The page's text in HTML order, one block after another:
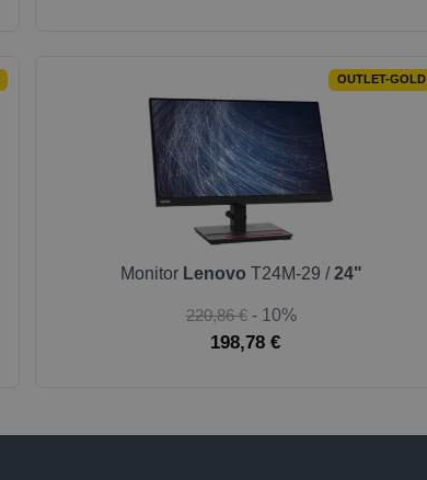
OUTLET-GOLD
Monitor Lenovo T24M-29 /24"
220,86 € - 10%
198,78 €